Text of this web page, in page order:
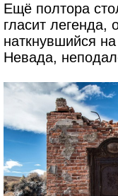
Ещё полтора
гласит легенда,
наткнувшийся
Невада,